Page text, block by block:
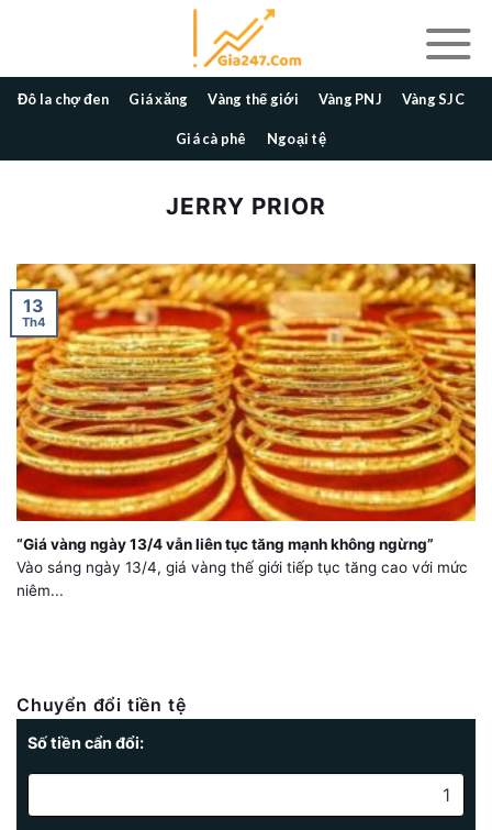
Đô la chợ đen Giá xăng Vàng thế giới Vàng PNJ Vàng SJC
Giá cà phê Ngoại tệ
JERRY PRIOR
“Giá vàng ngày 13/4 vẫn liên tục tăng mạnh không ngừng”
Vào sáng ngày 13/4, giá vàng thế giới tiếp tục tăng cao với mức
niêm...
13
Th4
Chuyển đổi tiền tệ
Số tiền cẩn đổi: